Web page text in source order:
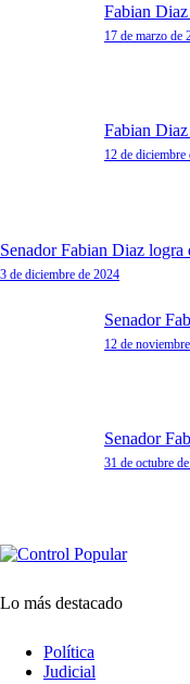
Fabian
17 de marzo de
Fabian
12 de diciembre
Senador Fabian Diaz
3 de diciembre de 2024
Senador
12 de
Senador
31 de octubre
Lo más destacado
Política
Judicial